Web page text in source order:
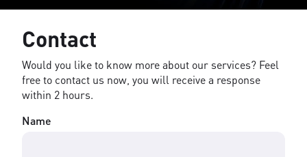
Contact
Would you like to know more about our services? Feel
free to contact us now, you will receive a response
within 2 hours.
Name